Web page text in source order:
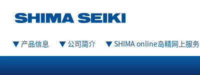
▼ 产品信息 ▼ 公司简介 ▼ SHIMA online岛精网上服务